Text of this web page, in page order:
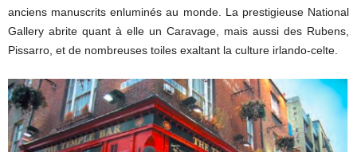
anciens manuscrits enluminés au monde. La prestigieuse National
Gallery abrite quant à elle un Caravage, mais aussi des Rubens,
Pissarro, et de nombreuses toiles exaltant la culture irlando-celte.